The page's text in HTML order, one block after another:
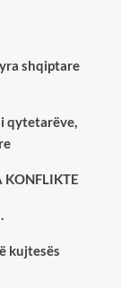
shqiptare
qytetarëve,
KONFLIKTE
kujtesës